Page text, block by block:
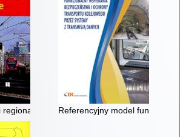
regionalne w PolsceReferencyjny model